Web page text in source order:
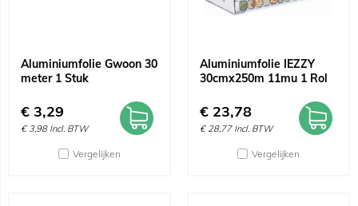
Aluminiumfolie Gwoon 30
meter 1 Stuk
€ 3,29
€ 3,98 Incl. BTW
Vergelijken
Aluminiumfolie IEZZY
30cmx250m 11mu 1 Rol
€ 23,78
€ 28,77 Incl. BTW
Vergelijken